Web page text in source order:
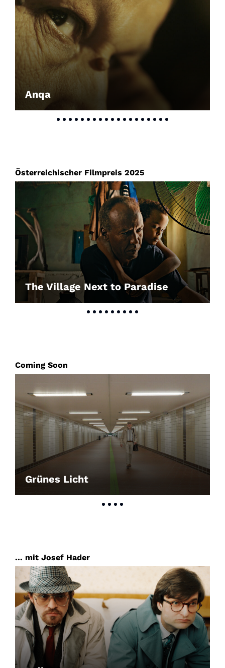
Anqa
Österreichischer Filmpreis 2025
The Village Next to Paradise
Coming Soon
Grünes Licht
... mit Josef Hader